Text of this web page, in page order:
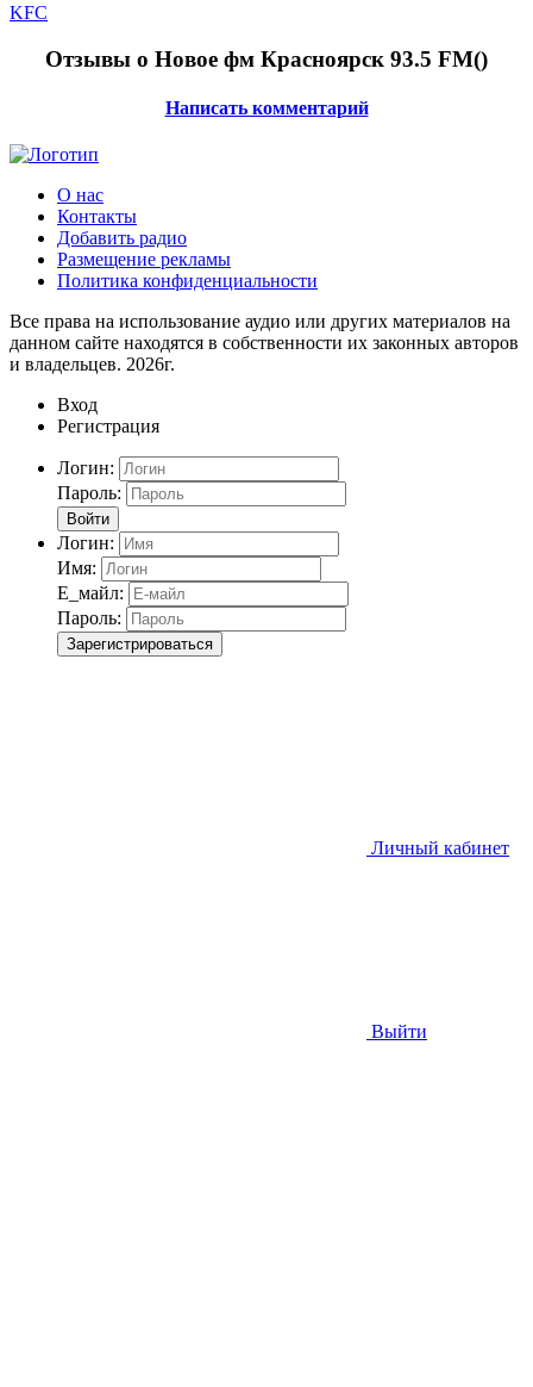
KFC
Отзывы о Новое фм Красноярск 93.5 FM()
Написать комментарий
О нас
Контакты
Добавить радио
Размещение рекламы
Политика конфиденциальности
Все права на использование аудио или других материалов на
данном сайте находятся в собственности их законных авторов
и владельцев. 2026г.
Вход
Регистрация
Логин:
Пароль:
Войти
Логин:
Имя:
Е_майл:
Пароль:
Зарегистрироваться
Личный кабинет
Выйти